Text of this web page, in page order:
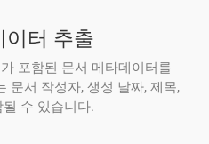
이터 추출
포함된 문서 메타데이터를
문서 작성자, 생성 날짜, 제목,
수 있습니다.